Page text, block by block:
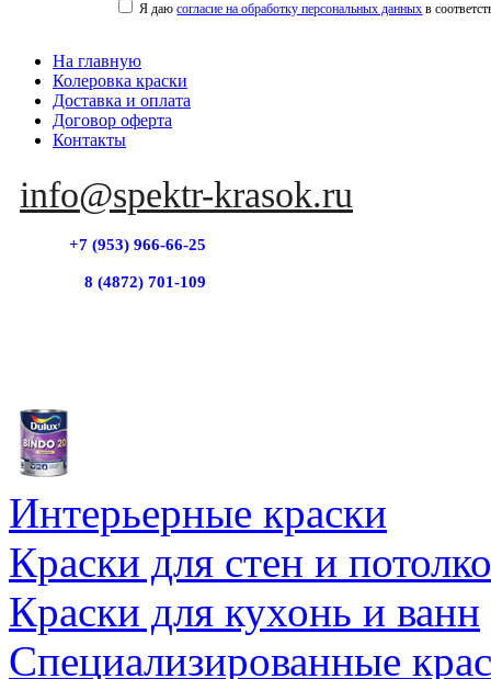
Я даюсогласие на обработку персональных данных в
На главную
Колеровка краски
Доставка и оплата
Договор оферта
Контакты
info@spektr-krasok.ru
+7 (953) 966-66-25
8 (4872) 701-109
Интерьерные краски
Краски для стен и
Краски для кухонь и ванн
Специализированные